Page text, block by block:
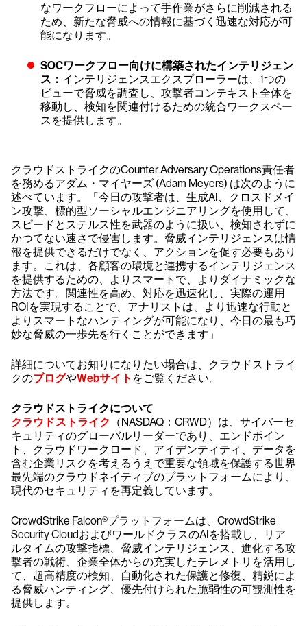
なワークフローによって手作業がさらに削減される
ため、新たな脅威への情報に基づく迅速な対応が可
能になります。
SOCワークフロー向けに構築されたインテリジェン
ス： インテリジェンスエクスプローラーは、1つの
ビューで脅威を調査し、攻撃者コンテキスト全体を
移動し、検知を関連付けるための統合ワークスペー
スを提供します。
クラウドストライクのCounter Adversary Operations責任者
を務めるアダム・マイヤーズ (Adam Meyers) は次のように
述べています。「今日の攻撃者は、生成AI、クロスドメイ
ン攻撃、標的型ソーシャルエンジニアリングを使用して、
スピードとステルス性を武器のように扱い、検知されずに
かつてない速さで侵害します。脅威インテリジェンスは情
報を提供できるだけでなく、アクションを促す必要もあり
ます。これは、各顧客の環境と連携するインテリジェンス
を提供するための、よりスマートで、よりダイナミックな
方法です。関連性を高め、対応を迅速化し、実際の運用
ROIを実現することで、アナリストは、より迅速な行動と
よりスマートなハンティングが可能になり、今日の最も巧
妙な脅威の一歩先を行くことができます」
詳細についてお知りになりたい場合は、クラウドストライ
クのブログやWebサイト をご覧ください。
クラウドストライクについて
クラウドストライク
（NASDAQ：CRWD）は、サイバーセ
キュリティのグローバルリーダーであり、エンドポイン
ト、クラウドワークロード、アイデンティティ、データを
含む企業リスクを考えるうえで重要な領域を保護する世界
最先端のクラウドネイティブのプラットフォームにより、
現代のセキュリティを再定義しています。
CrowdStrike Falcon®プラットフォームは、CrowdStrike
Security CloudおよびワールドクラスのAIを搭載し、リア
ルタイムの攻撃指標、脅威インテリジェンス、進化する攻
撃者の戦術、企業全体からの充実したテレメトリを活用し
て、超高精度の検知、自動化された保護と修復、精鋭によ
る脅威ハンティング、優先付けられた脆弱性の可観測性を
提供します。